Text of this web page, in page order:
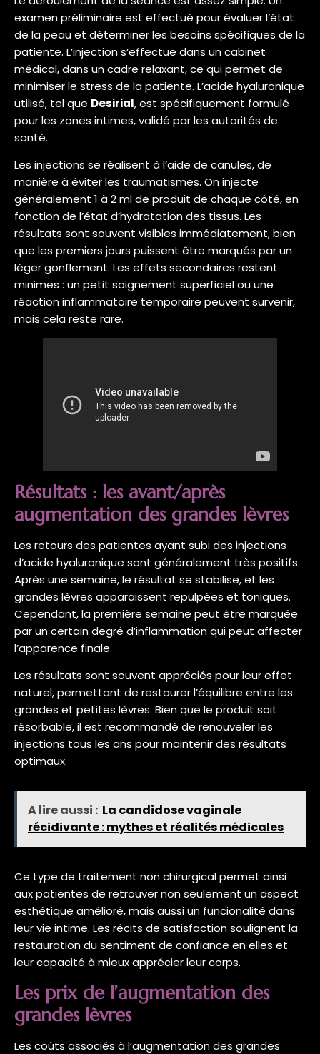
examen préliminaire est effectué pour évaluer l’état
de la peau et déterminer les besoins spécifiques de la
patiente. L’injection s’effectue dans un cabinet
médical, dans un cadre relaxant, ce qui permet de
minimiser le stress de la patiente. L’acide hyaluronique
utilisé, tel que Desirial, est spécifiquement formulé
pour les zones intimes, validé par les autorités de
santé.
Les injections se réalisent à l’aide de canules, de
manière à éviter les traumatismes. On injecte
généralement 1 à 2 ml de produit de chaque côté, en
fonction de l’état d’hydratation des tissus. Les
résultats sont souvent visibles immédiatement, bien
que les premiers jours puissent être marqués par un
léger gonflement. Les effets secondaires restent
minimes : un petit saignement superficiel ou une
réaction inflammatoire temporaire peuvent survenir,
mais cela reste rare.
Résultats : les avant/après
augmentation des grandes lèvres
Les retours des patientes ayant subi des injections
d’acide hyaluronique sont généralement très positifs.
Après une semaine, le résultat se stabilise, et les
grandes lèvres apparaissent repulpées et toniques.
Cependant, la première semaine peut être marquée
par un certain degré d’inflammation qui peut affecter
l’apparence finale.
Les résultats sont souvent appréciés pour leur effet
naturel, permettant de restaurer l’équilibre entre les
grandes et petites lèvres. Bien que le produit soit
résorbable, il est recommandé de renouveler les
injections tous les ans pour maintenir des résultats
optimaux.
A lire aussi : La candidose vaginale
récidivante : mythes et réalités médicales
Ce type de traitement non chirurgical permet ainsi
aux patientes de retrouver non seulement un aspect
esthétique amélioré, mais aussi un funcionalité dans
leur vie intime. Les récits de satisfaction soulignent la
restauration du sentiment de confiance en elles et
leur capacité à mieux apprécier leur corps.
Les prix de l’augmentation des
grandes lèvres
Les coûts associés à l’augmentation des grandes